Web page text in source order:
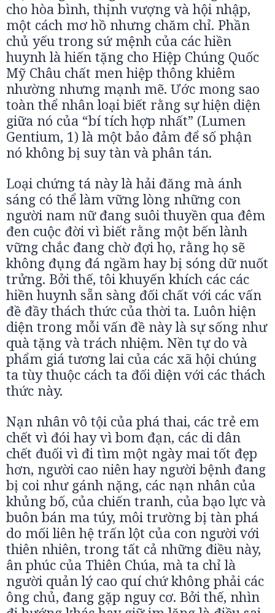
cho hòa bình, thịnh vượng và hội nhập,
một cách mơ hồ nhưng chăm chỉ. Phần
chủ yếu trong sứ mệnh của các hiền
huynh là hiến tặng cho Hiệp Chúng Quốc
Mỹ Châu chất men hiệp thông khiêm
nhường nhưng mạnh mẽ. Ước mong sao
toàn thể nhân loại biết rằng sự hiện diện
giữa nó của “bí tích hợp nhất” (Lumen
Gentium, 1) là một bảo đảm để số phận
nó không bị suy tàn và phân tán.
Loại chứng tá này là hải đăng mà ánh
sáng có thể làm vững lòng những con
người nam nữ đang suôi thuyền qua đêm
đen cuộc đời vì biết rằng một bến lành
vững chắc đang chờ đợi họ, rằng họ sẽ
không đụng đá ngầm hay bị sóng dữ nuốt
trửng. Bởi thế, tôi khuyến khích các các
hiền huynh sẵn sàng đối chất với các vấn
đề đầy thách thức của thời ta. Luôn hiện
diện trong mỗi vấn đề này là sự sống như
quà tặng và trách nhiệm. Nền tự do và
phẩm giá tương lai của các xã hội chúng
ta tùy thuộc cách ta đối diện với các thách
thức này.
Nạn nhân vô tội của phá thai, các trẻ em
chết vì đói hay vì bom đạn, các di dân
chết đuối vì đi tìm một ngày mai tốt đẹp
hơn, người cao niên hay người bệnh đang
bị coi như gánh nặng, các nạn nhân của
khủng bố, của chiến tranh, của bạo lực và
buôn bán ma túy, môi trường bị tàn phá
do mối liên hệ trấn lột của con người với
thiên nhiên, trong tất cả những điều này,
ân phúc của Thiên Chúa, mà ta chỉ là
người quản lý cao quí chứ không phải các
ông chủ, đang gặp nguy cơ. Bởi thế, nhìn